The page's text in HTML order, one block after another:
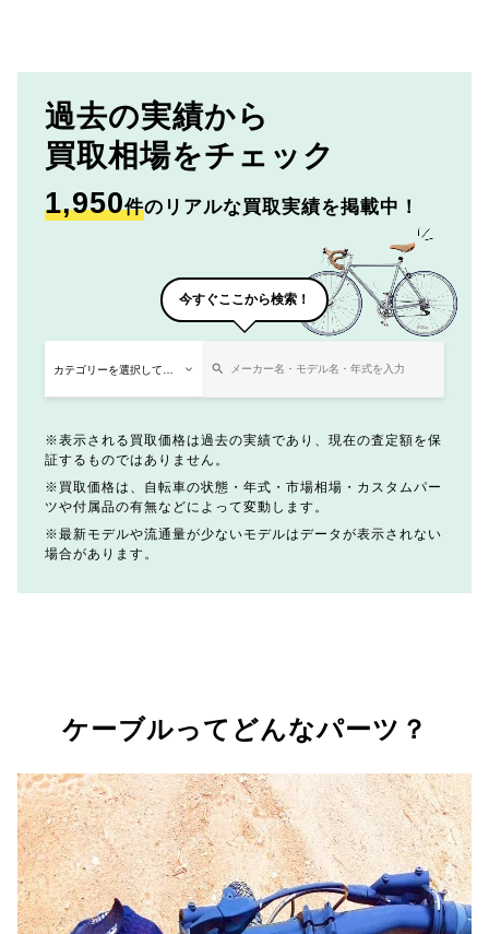
過去の実績から
買取相場をチェック
1,950件のリアルな買取実績を掲載中！
今すぐここから検索！
表示される買取価格は過去の実績であり、現在の査定額を保
証するものではありません。
買取価格は、自転車の状態・年式・市場相場・カスタムパー
ツや付属品の有無などによって変動します。
最新モデルや流通量が少ないモデルはデータが表示されない
場合があります。
ケーブルってどんなパーツ？